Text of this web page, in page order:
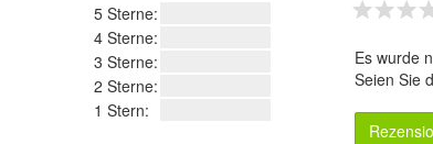
5 Sterne:
4 Sterne:
3 Sterne:
2 Sterne:
1 Stern:
Es wurde
Seien Sie